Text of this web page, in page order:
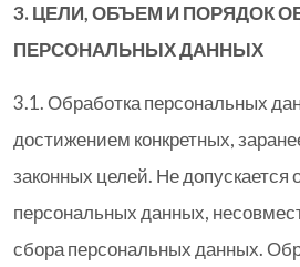
3. ЦЕЛИ, ОБЪЕМ И ПОРЯДОК
ПЕРСОНАЛЬНЫХ ДАННЫХ
3.1. Обработка персональных
достижением конкретных,
законных целей. Не допускается
персональных данных,
сбора персональных данных.